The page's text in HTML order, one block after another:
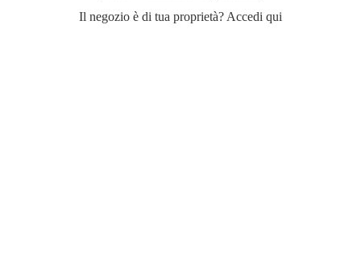
Il negozio è di tua proprietà? Accedi qui